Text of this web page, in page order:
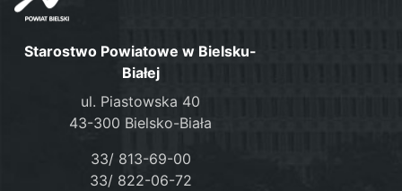
Starostwo Powiatowe w Bielsku-
Białej
ul. Piastowska 40
43-300 Bielsko-Biała
33/ 813-69-00
33/ 822-06-72